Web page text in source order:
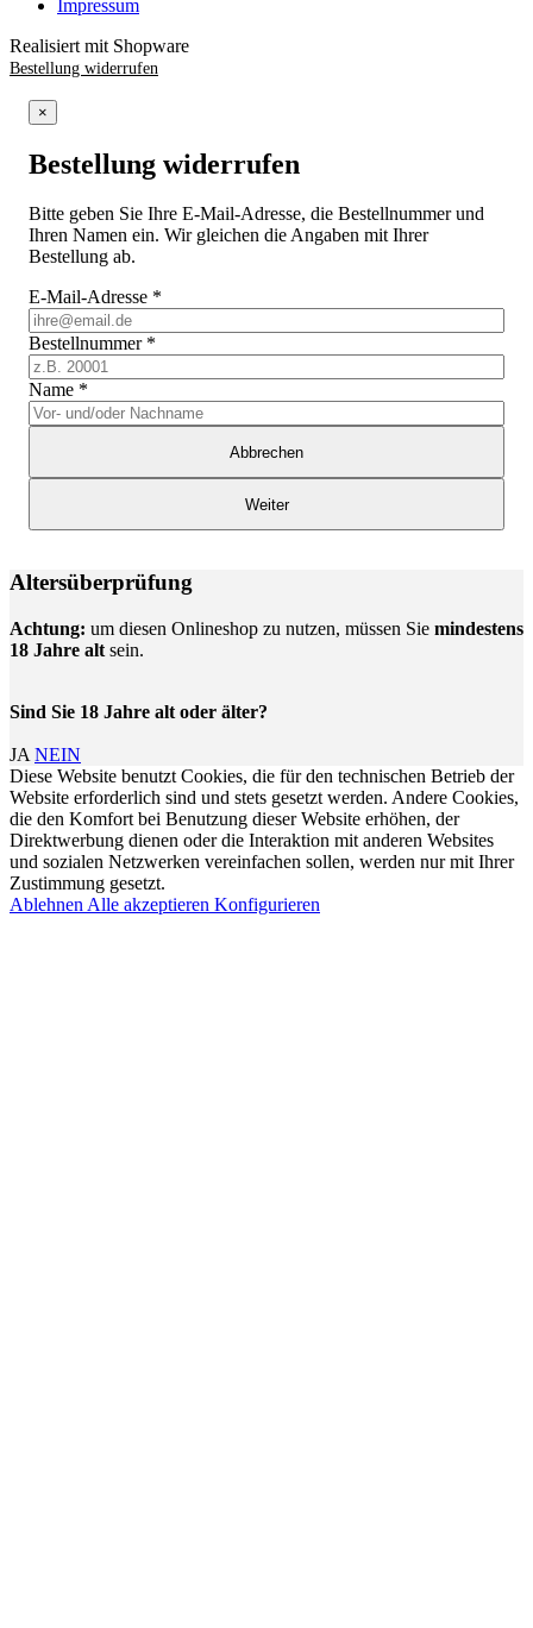
Impressum
Realisiert mit Shopware
Bestellung widerrufen
×
Bestellung widerrufen
Bitte geben Sie Ihre E-Mail-Adresse, die Bestellnummer und
Ihren Namen ein. Wir gleichen die Angaben mit Ihrer
Bestellung ab.
E-Mail-Adresse *
Bestellnummer *
Name *
Abbrechen
Weiter
Altersüberprüfung
Achtung: um diesen Onlineshop zu nutzen, müssen Sie mindestens
18 Jahre alt sein.
Sind Sie 18 Jahre alt oder älter?
JA NEIN
Diese Website benutzt Cookies, die für den technischen Betrieb der
Website erforderlich sind und stets gesetzt werden. Andere Cookies,
die den Komfort bei Benutzung dieser Website erhöhen, der
Direktwerbung dienen oder die Interaktion mit anderen Websites
und sozialen Netzwerken vereinfachen sollen, werden nur mit Ihrer
Zustimmung gesetzt.
Ablehnen Alle akzeptieren Konfigurieren